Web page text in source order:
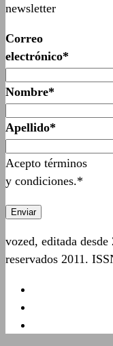
newsletter
Correo
electrónico*
Nombre*
Apellido*
Acepto términos
y condiciones.*
vozed, editada
reservados 2011.